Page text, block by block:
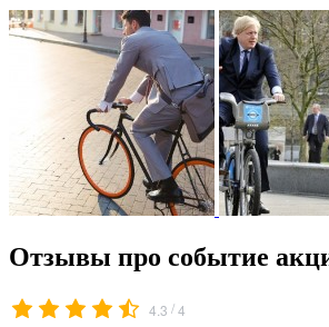
Отзывы про событие
4.3 /4